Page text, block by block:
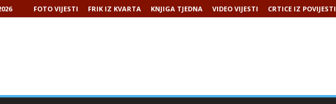
FOTO VIJESTI FRIK IZ KVARTA KNJIGA TJEDNA VIDEO VIJESTI CRTICE IZ POVIJESTI